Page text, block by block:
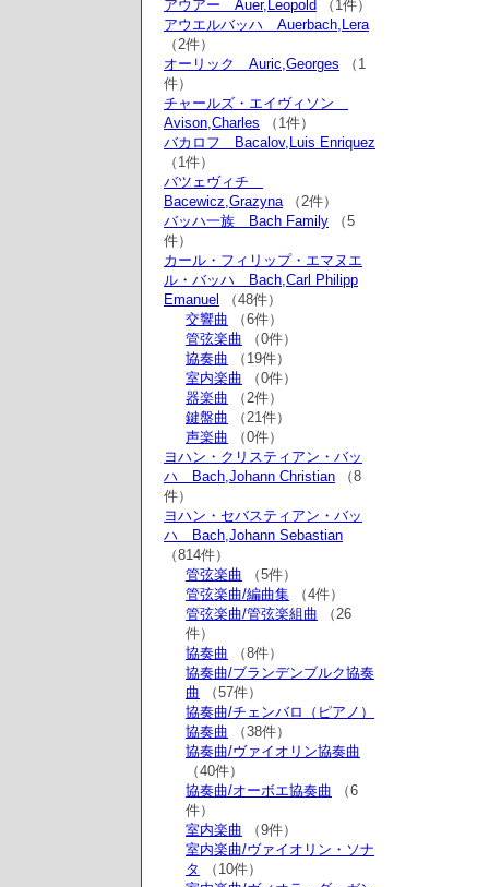
アウアー Auer,Leopold （1件）
アウエルバッハ Auerbach,Lera
（2件）
オーリック Auric,Georges （1
件）
チャールズ・エイヴィソン
Avison,Charles （1件）
バカロフ Bacalov,Luis Enriquez
（1件）
バツェヴィチ
Bacewicz,Grazyna（2件）
バッハ一族 Bach Family （5
件）
カール・フィリップ・エマヌエ
ル・バッハ Bach,Carl Philipp
Emanuel
（48件）
交響曲 （6件）
管弦楽曲 （0件）
協奏曲 （19件）
室内楽曲 （0件）
器楽曲 （2件）
鍵盤曲 （21件）
声楽曲 （0件）
ヨハン・クリスティアン・バッ
ハ Bach,Johann Christian （8
件）
ヨハン・セバスティアン・バッ
ハ Bach,Johann Sebastian
（814件）
管弦楽曲 （5件）
管弦楽曲/編曲集 （4件）
管弦楽曲/管弦楽組曲 （26
件）
協奏曲 （8件）
協奏曲/ブランデンブルク協奏
曲 （57件）
協奏曲/チェンバロ（ピアノ）
協奏曲 （38件）
協奏曲/ヴァイオリン協奏曲
（40件）
協奏曲/オーボエ協奏曲 （6
件）
室内楽曲 （9件）
室内楽曲/ヴァイオリン・ソナ
タ
（10件）